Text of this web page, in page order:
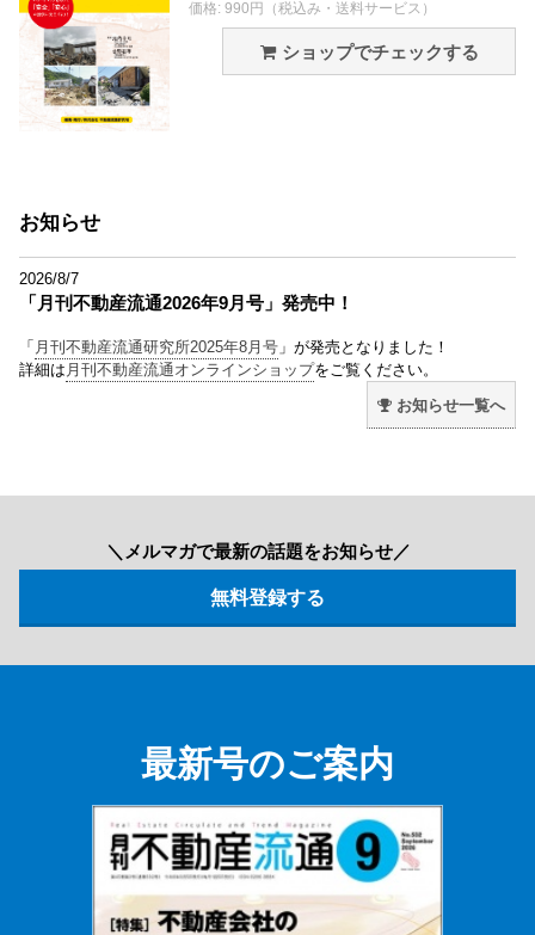
価格: 990円（税込み・送料サービス）
ショップでチェックする
お知らせ
2026/8/7
「月刊不動産流通2026年9月号」発売中！
「 月刊不動産流通研究所2025年8月号 」が発売となりました！
詳細は 月刊不動産流通オンラインショップをご覧ください。
お知らせ一覧へ
＼メルマガで最新の話題をお知らせ／
最新号のご案内